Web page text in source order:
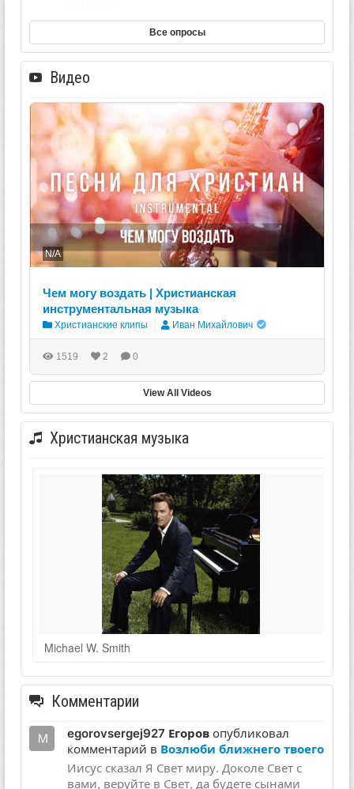
Все опросы
Видео
N/A
Чем могу воздать | Христианская
инструментальная музыка
Христианские клипы Иван Михайлович
1519 2 0
View All Videos
Христианская музыка
Michael W. Smith
Комментарии
egorovsergej927 Егоров опубликовал
комментарий в Возлюби ближнего твоего
Иисус сказал Я Свет миру. Доколе Свет с
вами, веруйте в Свет, да будете сынами